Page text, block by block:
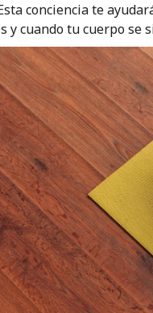
conciencia te
y cuando tu cuerpo se